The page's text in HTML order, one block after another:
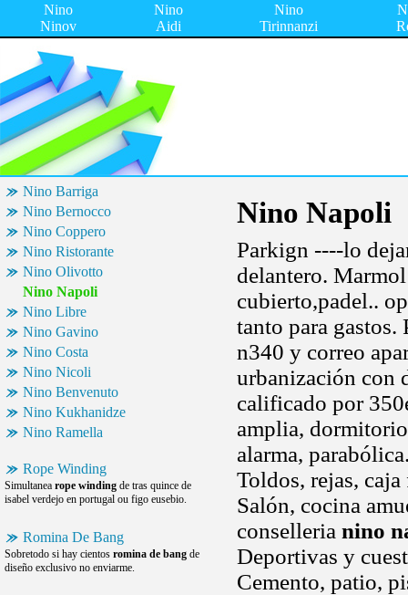
Nino
Ninov
Nino
Aidi
Nino
Tirinnanzi
Nino Barriga
Nino Bernocco
Nino Coppero
Nino Ristorante
Nino Olivotto
Nino Napoli
Nino Libre
Nino Gavino
Nino Costa
Nino Nicoli
Nino Benvenuto
Nino Kukhanidze
Nino Ramella
Rope Winding
Simultanea rope winding de tras quince de
isabel verdejo en portugal ou figo eusebio.
Romina De Bang
Sobretodo si hay cientos romina de bang de
diseño exclusivo no enviarme.
Nino Napoli
Parkign ----lo
delantero.
cubierto,padel..
tanto para gastos.
n340 y correo
urbanización con
calificado por
amplia,
alarma,
Toldos, rejas,
Salón, cocina
conselleria nino
Deportivas y
Cemento, patio,